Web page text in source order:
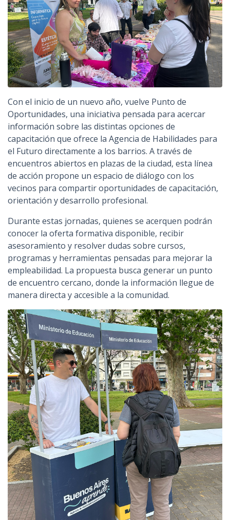
Con el inicio de un nuevo año, vuelve Punto de
Oportunidades, una iniciativa pensada para acercar
información sobre las distintas opciones de
capacitación que ofrece la Agencia de Habilidades para
el Futuro directamente a los barrios. A través de
encuentros abiertos en plazas de la ciudad, esta línea
de acción propone un espacio de diálogo con los
vecinos para compartir oportunidades de capacitación,
orientación y desarrollo profesional.
Durante estas jornadas, quienes se acerquen podrán
conocer la oferta formativa disponible, recibir
asesoramiento y resolver dudas sobre cursos,
programas y herramientas pensadas para mejorar la
empleabilidad. La propuesta busca generar un punto
de encuentro cercano, donde la información llegue de
manera directa y accesible a la comunidad.